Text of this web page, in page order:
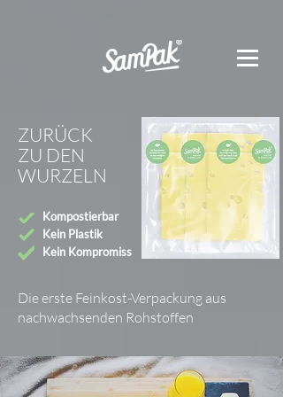
ZURÜCK
ZU DEN
WURZELN
Die erste Feinkost-Verpackung aus
nachwachsenden Rohstoffen
Kompostierbar
Kein Plastik
Kein Kompromiss